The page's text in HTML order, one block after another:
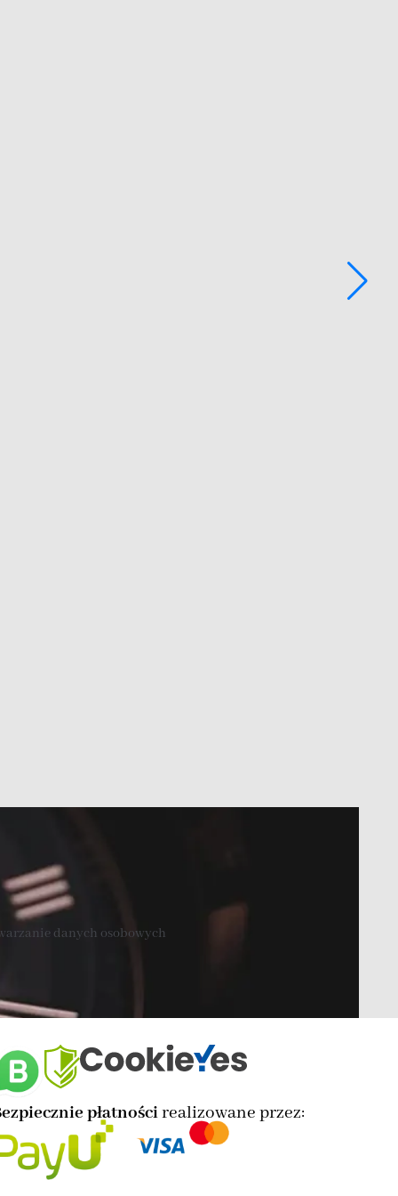
danych osobowych
płatnościrealizowane przez: